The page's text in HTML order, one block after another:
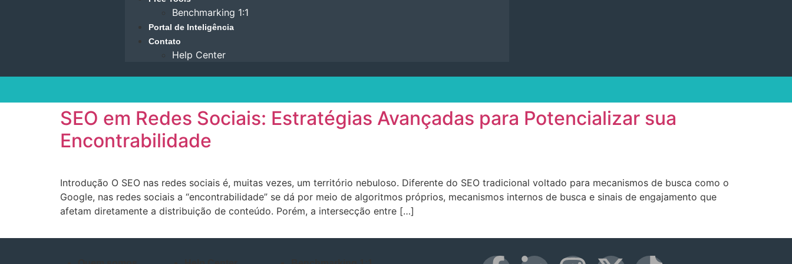
Benchmarking 1:1
Portal de Inteligência
Contato
Help Center
SEO em Redes Sociais: Estratégias Avançadas para Potencializar sua
Encontrabilidade
Introdução O SEO nas redes sociais é, muitas vezes, um território nebuloso. Diferente do SEO tradicional voltado para mecanismos de busca como o
Google, nas redes sociais a “encontrabilidade” se dá por meio de algoritmos próprios, mecanismos internos de busca e sinais de engajamento que
afetam diretamente a distribuição de conteúdo. Porém, a intersecção entre […]